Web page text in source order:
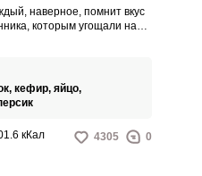
наверное, помнит вкус
которым угощали нас в
кефир, яйцо,
кКал 4305 0